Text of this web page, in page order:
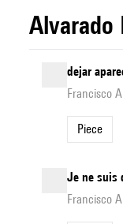
Alvarado
dejar
Francisco
Piece
Je ne suis
Francisco